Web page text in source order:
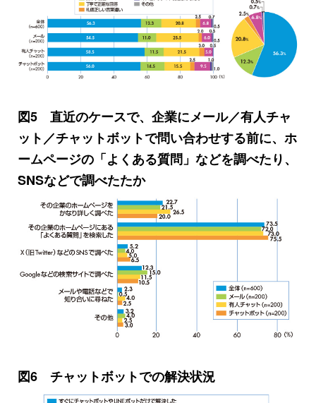
図5 直近のケースで、企業にメール／有人チャ
ット／チャットボットで問い合わせする前に、ホ
ームページの「よくある質問」などを調べたり、
SNSなどで調べたたか
図6 チャットボットでの解決状況